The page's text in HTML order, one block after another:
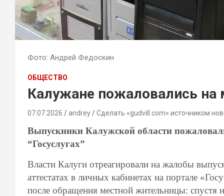
Фото: Андрей Федоскин
ОБЩЕСТВО
Калужане пожаловались на
07.07.2026 andrey Сделать «gudvill.com» источником
Выпускники Калужской области
“Госуслугах”
Власти Калуги отреагировали на жалобы
аттестатах в личных кабинетах на портале
после обращения местной жительницы: